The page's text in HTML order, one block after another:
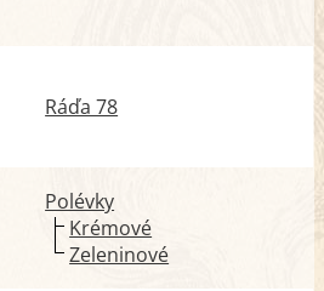
Ráďa 78
Polévky
Krémové
Zeleninové